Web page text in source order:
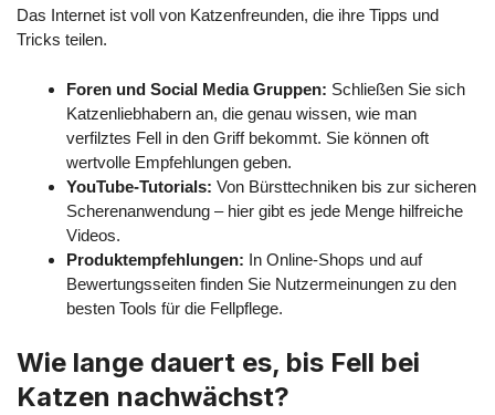
Das Internet ist voll von Katzenfreunden, die ihre Tipps und
Tricks teilen.
Foren und Social Media Gruppen: Schließen Sie sich
Katzenliebhabern an, die genau wissen, wie man
verfilztes Fell in den Griff bekommt. Sie können oft
wertvolle Empfehlungen geben.
YouTube-Tutorials: Von Bürsttechniken bis zur sicheren
Scherenanwendung – hier gibt es jede Menge hilfreiche
Videos.
Produktempfehlungen: In Online-Shops und auf
Bewertungsseiten finden Sie Nutzermeinungen zu den
besten Tools für die Fellpflege.
Wie lange dauert es, bis Fell bei
Katzen nachwächst?